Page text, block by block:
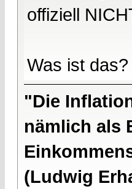
offiziell
Was ist das?
"Die
nämlich als
(Ludwig